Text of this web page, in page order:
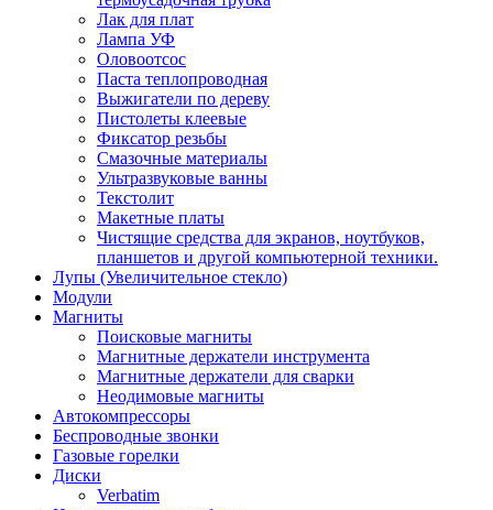
Лак для плат
Лампа УФ
Оловоотсос
Паста теплопроводная
Выжигатели по дереву
Пистолеты клеевые
Фиксатор резьбы
Смазочные материалы
Ультразвуковые ванны
Текстолит
Макетные платы
Чистящие средства для экранов, ноутбуков,
планшетов и другой компьютерной техники.
Лупы (Увеличительное стекло)
Модули
Магниты
Поисковые магниты
Магнитные держатели инструмента
Магнитные держатели для сварки
Неодимовые магниты
Автокомпрессоры
Беспроводные звонки
Газовые горелки
Диски
Verbatim